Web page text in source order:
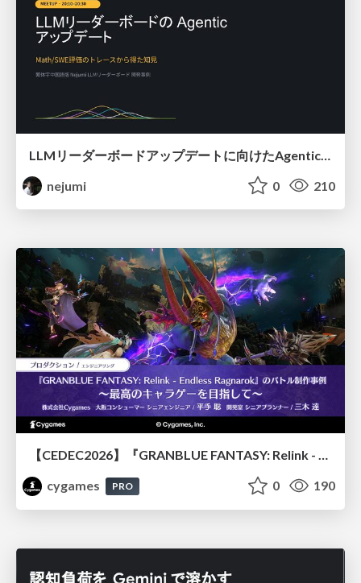
nejumi
0 210
【CEDEC2026】『GRANBLUE FANTASY: Relink - Endless Ragnarok』のバトル制作事例 ～最高のキャラゲーを目指して～
cygames
PRO 0 190